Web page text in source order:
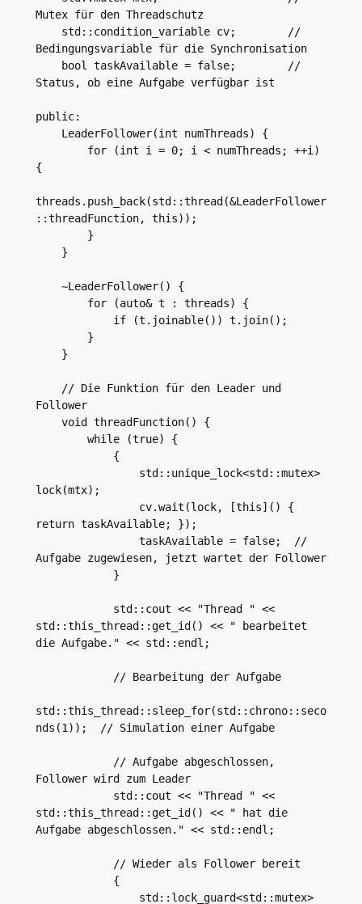
Mutex für den Threadschutz
Bedingungsvariable für die Synchronisation
Status, ob eine Aufgabe verfügbar ist
public:
{
threads.push_back(std::thread(&LeaderFollower
::threadFunction, this));
Follower
lock(mtx);
return taskAvailable; });
Aufgabe zugewiesen, jetzt wartet der Follower
std::this_thread::get_id() << " bearbeitet
die Aufgabe." << std::endl;
std::this_thread::sleep_for(std::chrono::seco
nds(1));  // Simulation einer Aufgabe
Follower wird zum Leader
std::this_thread::get_id() << " hat die
Aufgabe abgeschlossen." << std::endl;